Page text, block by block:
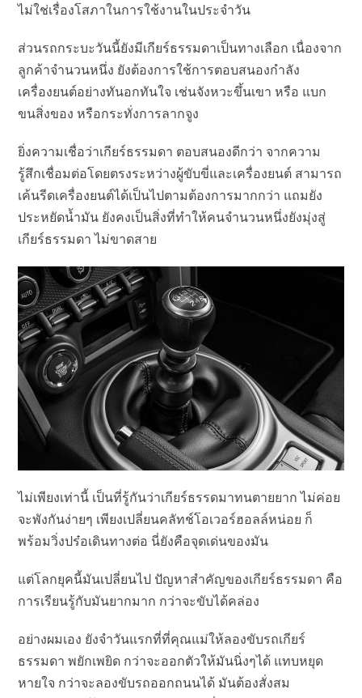
ไม่ใช่เรื่องโสภาในการใช้งานในประจำวัน
ส่วนรถกระบะวันนี้ยังมีเกียร์ธรรมดาเป็นทางเลือก เนื่องจาก
ลูกค้าจำนวนหนึ่ง ยังต้องการใช้การตอบสนองกำลัง
เครื่องยนต์อย่างทันอกทันใจ เช่นจังหวะขึ้นเขา หรือ แบก
ขนสิ่งของ หรือกระทั่งการลากจูง
ยิ่งความเชื่อว่าเกียร์ธรรมดา ตอบสนองดีกว่า จากความ
รู้สึกเชื่อมต่อโดยตรงระหว่างผู้ขับขี่และเครื่องยนต์ สามารถ
เค้นรีดเครื่องยนต์ได้เป็นไปตามต้องการมากกว่า แถมยัง
ประหยัดน้ำมัน ยังคงเป็นสิ่งที่ทำให้คนจำนวนหนึ่งยังมุ่งสู่
เกียร์ธรรมดา ไม่ขาดสาย
ไม่เพียงเท่านี้ เป็นที่รู้กันว่าเกียร์ธรรดมาทนตายยาก ไม่ค่อย
จะพังกันง่ายๆ เพียงเปลี่ยนคลัทช์โอเวอร์ฮอลล์หน่อย ก็
พร้อมวิ่งปร๋อเดินทางต่อ นี่ยังคือจุดเด่นของมัน
แต่โลกยุคนี้มันเปลี่ยนไป ปัญหาสำคัญของเกียร์ธรรมดา คือ
การเรียนรู้กับมันยากมาก กว่าจะขับได้คล่อง
อย่างผมเอง ยังจำวันแรกที่ที่คุณแม่ให้ลองขับรถเกียร์
ธรรมดา พยักเพยิด กว่าจะออกตัวให้มันนิ่งๆได้ แทบหยุด
หายใจ กว่าจะลองขับรถออกถนนได้ มันต้องสั่งสม